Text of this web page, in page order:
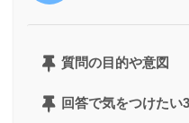
質問の目的や意図
回答で気をつけたい